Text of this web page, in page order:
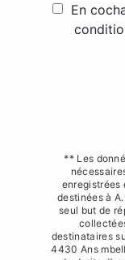
En
** Les
enregistrées
destinées à
seul but de
destinataires
4430 Ans